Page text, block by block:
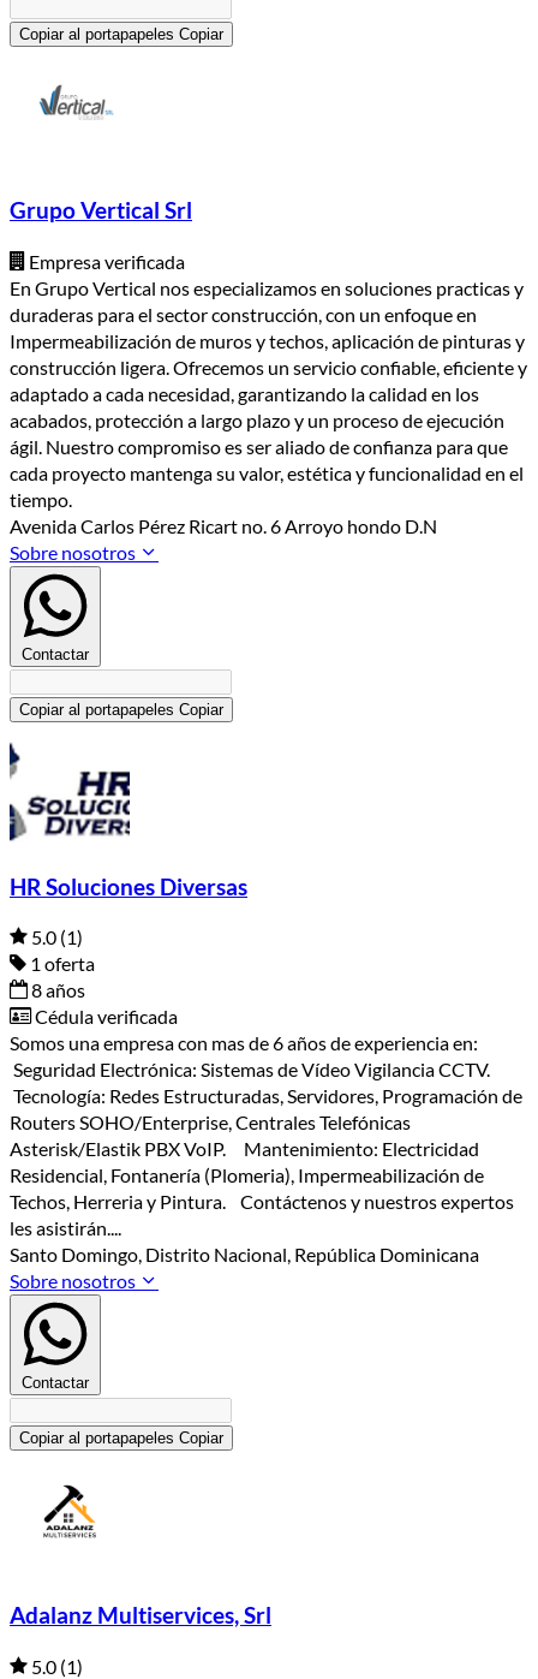
Copiar al portapapeles Copiar
Grupo Vertical Srl
Empresa verificada
En Grupo Vertical nos especializamos en soluciones practicas y
duraderas para el sector construcción, con un enfoque en
Impermeabilización de muros y techos, aplicación de pinturas y
construcción ligera. Ofrecemos un servicio confiable, eficiente y
adaptado a cada necesidad, garantizando la calidad en los
acabados, protección a largo plazo y un proceso de ejecución
ágil. Nuestro compromiso es ser aliado de confianza para que
cada proyecto mantenga su valor, estética y funcionalidad en el
tiempo.
Avenida Carlos Pérez Ricart no. 6 Arroyo hondo D.N
Sobre nosotros
Contactar
Copiar al portapapeles Copiar
HR Soluciones Diversas
5.0 (1)
1 oferta
8 años
Cédula verificada
Somos una empresa con mas de 6 años de experiencia en:
Seguridad Electrónica: Sistemas de Vídeo Vigilancia CCTV.
Tecnología: Redes Estructuradas, Servidores, Programación de
Routers SOHO/Enterprise, Centrales Telefónicas
Asterisk/Elastik PBX VoIP. Mantenimiento: Electricidad
Residencial, Fontanería (Plomeria), Impermeabilización de
Techos, Herreria y Pintura. Contáctenos y nuestros expertos
les asistirán....
Santo Domingo, Distrito Nacional, República Dominicana
Sobre nosotros
Contactar
Copiar al portapapeles Copiar
Adalanz Multiservices, Srl
5.0 (1)